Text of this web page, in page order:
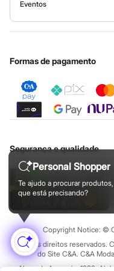
Pantufas
Rasteirinhas
Sapatilhas
Sapatos
Scarpin
Tamancos
Tênis
Masculino
Chinelos
Sapatênis
Sapatos
Tênis
Menina
Babuche
Botas
Chinelos
Pantufas
Sandálias
Sapatilhas
Tênis
Menino
Personal Shopper
Te ajudo a procurar
que está precisando?
Privacidade
Configuração de cookies
Ouvidoria / Relatórios
Minha C&A
Cupons de desconto
Sobre o cartão presente
Nossas lojas
Central de ética
Eventos
Especial Dia dos Pais
Formas de pagamento
Segurança e qualidade
Copyright Notice: ©
Todos os direitos reservados.
do Site C&A. C&A
Alameda Araguaia, 1222,